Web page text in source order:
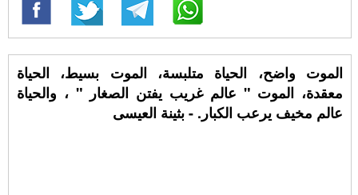
الموت واضح، الحياة متلبسة، الموت بسيط، الحياة
معقدة، الموت " عالم غريب يفتن الصغار " ، والحياة
عالم مخيف يرعب الكبار. - بثينة العيسى